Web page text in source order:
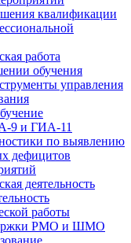
квалификации
работа
обучения
управления
9 и ГИА-11
по выявлению
дефицитов
деятельность
работы
РМО и ШМО